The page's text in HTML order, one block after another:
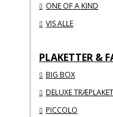
ONE OF A KIND
VIS ALLE
PLAKETTER &
BIG BOX
DELUXE
PICCOLO